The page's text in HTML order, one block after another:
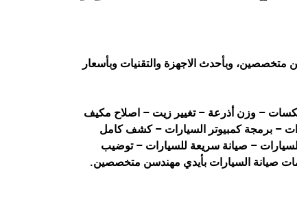
وبأحدث الاجهزة والتقنيات وبأسعار
– وزن أذرعة – تغيير زيت – اصلاح مكيف
– برمجة كمبيوتر السيارات – كشف كامل
– صيانة سريعة للسيارات – توضيب
صيانة السيارات بأيدي مهندسن متخصصين.